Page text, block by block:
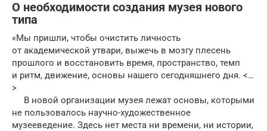
О необходимости создания музея нового
типа
«Мы пришли, чтобы очистить личность
от академической утвари, выжечь в мозгу плесень
прошлого и восстановить время, пространство, темп
и ритм, движение, основы нашего сегодняшнего дня. <…
>
В новой организации музея лежат основы, которыми
не пользовалось научно-художе­ственное
музееведение. Здесь нет места ни времени, ни исто­рии,